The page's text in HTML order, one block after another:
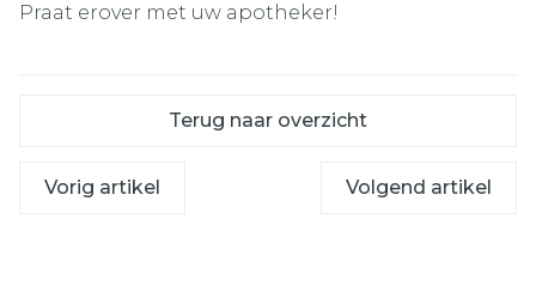
Praat erover met uw apotheker!
Terug naar overzicht
Vorig artikel Volgend artikel